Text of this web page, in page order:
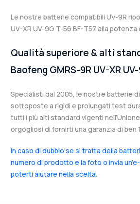
Le nostre batterie compatibili UV-9R
UV-XR UV-9G T-56 BF-T57 alla potenza
Qualità superiore & alti
Baofeng GMRS-9R UV-XR
Specialisti dal 2005, le nostre batterie
sottoposte a rigidi e prolungati test
tutti i più alti standard vigenti
orgogliosi di fornirti una garanzia di ben
In caso di dubbio se si tratta della
numero di prodotto e la foto o invia
poterti aiutare nella scelta.